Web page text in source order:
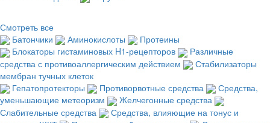
Смотреть все
Батончики
Аминокислоты
Протеины
Блокаторы гистаминовых H1-рецепторов
Различные
средства с противоаллергическим действием
Стабилизаторы
мембран тучных клеток
Гепатопротекторы
Противорвотные средства
Средства,
уменьшающие метеоризм
Желчегонные средства
Слабительные средства
Средства, влияющие на тонус и